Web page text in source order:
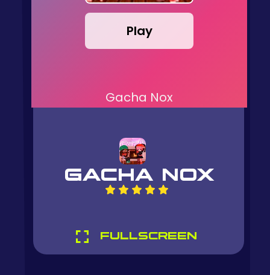
Play
Gacha Nox
GACHA NOX
FULLSCREEN